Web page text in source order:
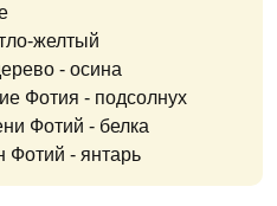
желтый
- осина
Фотия - подсолнух
Фотий - белка
Фотий - янтарь